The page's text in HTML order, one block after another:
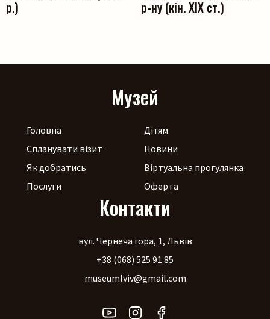
р.)
р-ну (кін. ХІХ ст.)
Музей
Головна
Спланувати візит
Як добратись
Послуги
Дітям
Новини
Віртуальна прогулянка
Оферта
Контакти
вул. Чернеча гора, 1, Львів
+38 (068) 525 91 85
museumlviv@gmail.com